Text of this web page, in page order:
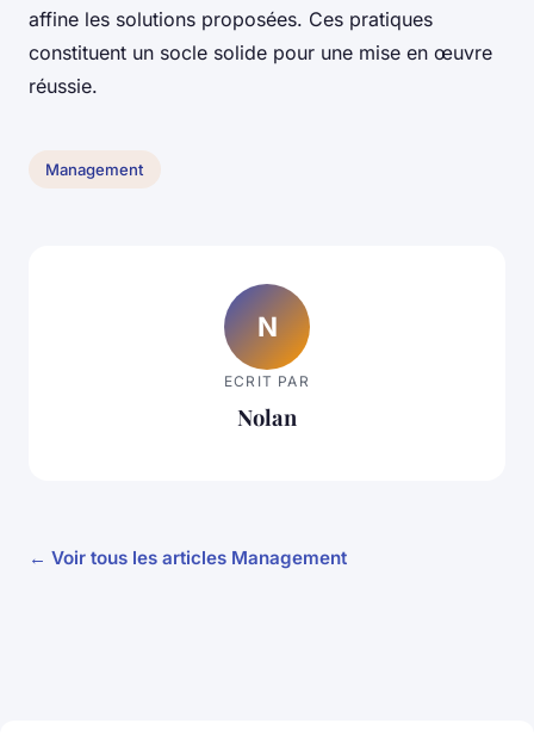
affine les solutions proposées. Ces pratiques
constituent un socle solide pour une mise en œuvre
réussie.
Management
N
ECRIT PAR
Nolan
← Voir tous les articles Management